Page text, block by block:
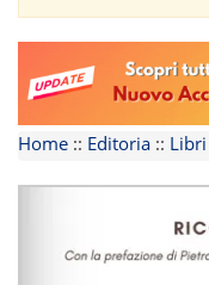
TEMATICHE
Home :: Editoria :: Libri